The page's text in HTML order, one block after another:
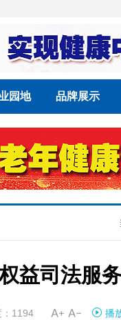
园地 品牌展示
益司法服
1194  播